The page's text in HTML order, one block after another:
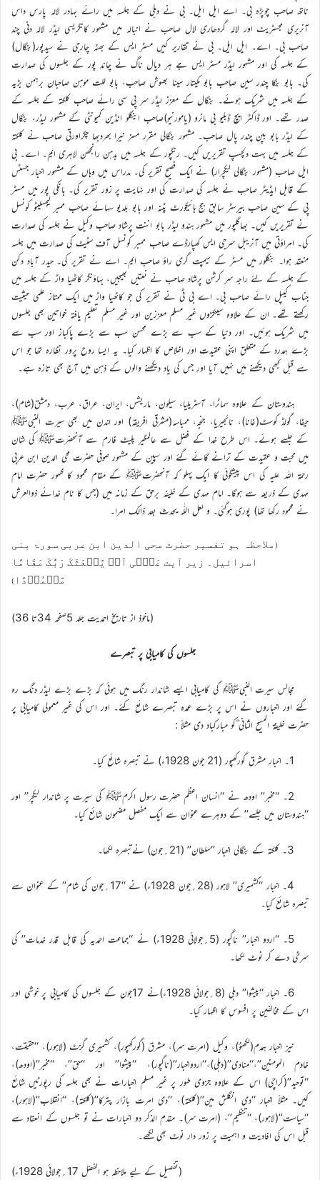
ناتھ صاحب چوپڑہ بی۔ اے ایل ایل۔ بی نے دہلی کے جلسہ میں رائے بہادر لالہ پارس داس
آنریری مجسٹریٹ اور لالہ گردھاری لال صاحب نے انبالہ میں مشہور کانگریسی لیڈر لالہ دنی چند
صاحب بی۔ اے۔ ایل ایل۔ بی نے تقاریر کیں مسٹر ایس کے بھٹہ چارجی نے سیدپور(بنگال)
کے جلسہ کی اور مشہور لیڈر مسٹر ایس جے ہر دیال ناگ نے چاند پور کے جلسوں کی صدارت
کی۔ بابو بنکا چندر سین صاحب بابو مکیتار سینا بھوش صاحب، بابو للت موہن صاحبان برہمن بڑیہ
کے جلسہ میں شریک ہوئے۔ بنگال کے معزز لیڈر سر پی سی رائے صاحب کلکتہ کے جلسہ کے
صدر تھے۔ اور ڈاکٹر ایچ ڈبلیو بی مانرو (یامورنیو)صاحب اینگلو انڈین کمیونٹی کے مشہور لیڈر، بنگال
کے لیڈر بابو بپن چندر پال صاحب۔ مشہور بنگالی مقرر مسز نیرا بھردبھا چکراورتی صاحب نے کلکتہ
کے جلسہ میں بہت دلچسپ تقریریں کیں۔ رنگپور کے جلسہ میں بدہن رانجھن لاہری ایم۔ اے۔ بی
ایل صاحب (مشہور بنگالی لیکچرار) نے ایک فصیح تقریر کی۔ مدراس میں وہاں کے مشہور اخبار جسٹس
کے قابل ایڈیٹر صاحب نے جلسہ کی صدارت کی اور نہایت پر زور تقریر کی۔ بانکی پور میں مسٹر
پی کے سین صاحب بیرسٹر سابق جج ہائیکورٹ پٹنہ اور بابو بلدیو سہائے صاحب ممبر لیجسلیٹو کونسل
نے تقریریں کیں۔ بھاگلپور میں مشہور ہندو لیڈر بابو اننت پرشاد صاحب وکیل نے جلسہ کی صدارت
کی۔ امراؤتی میں آنریبل سرجی ایس کھپارڈے صاحب ممبر کونسل آف سٹیٹ کی صدارت میں جلسہ
منعقد ہوا۔ بنگلور میں مسٹر کے سیمپت گری راؤ صاحب ایم۔ اے نے تقریر کی۔ حیدر آباد دکن
کے جلسہ کے لئے راجہ سر کرشن پرشاد صاحب نے نعتیں بھیجیں، بہاؤنگر کاٹھیا واڑ کے جلسہ میں
جناب کیپل رائے صاحب بی۔ اے بی ٹی نے تقریر کی جو کاٹھیا واڑ میں ایک ممتاز علمی حیثیت
رکھتے تھے۔ ان کے علاوہ سینکڑوں غیر مسلم معززین اور غیر مسلم تعلیم یافتہ خواتین بھی جلسوں
میں شریک ہوئیں۔ اور دنیا کے سب سے بڑے محسن سب سے بڑے پاکباز اور سب سے
بڑے ہمدرد کے متعلق اپنی عقیدت اور اخلاص کا اظہار کیا۔ یہ ایسا روح پرور نظارہ تھا جو اس
سے قبل کبھی دیکھنے میں نہیں آیا اور جس کی یاد دیکھنے والوں کے ذہن میں آج بھی تازہ ہے۔
ہندوستان کے علاوہ سماٹرا، آسٹریلیا، سیلون، ماریشس، ایران، عراق، عرب، دمشق(شام)،
حیفا، گولڈ کوسٹ(غانا)، نائجیریا، جنجہ، ممباسہ(مشرقی افریقہ) اور لندن میں بھی سیرت النبیﷺ
کے جلسے ہوئے۔ اس طرح خدا کے فضل سے عالمگیر پلیٹ فارم سے آنحضرتﷺ کی شان
میں محبت و عقیدت کے ترانے گائے گئے اور سپین کے مشہور صوفی حضرت محی الدین ابن عربی
رحمۃ اللہ علیہ کی اس پیشگوئی کا ایک پہلو کہ آنحضرتﷺ کے مقام محمود کا ظہور حضرت امام
مہدی کے ذریعہ سے ہوگا۔ امام مہدی کے خلیفہ برحق کے زمانہ میں (جس کا نام خدائے ذوالعرش
نے محمود رکھا تھا) پوری ہوگئی۔ و لعل اللّٰہ یحدث بعد ذالک امرا۔
(ملاحظہ ہو تفسیر حضرت محی الدین ابن عربی سورۃ بنی
اسرائیل۔ زیر آیت عَسٰۤی اَنۡ یَّبۡعَثَکَ رَبُّکَ مَقَامًا
مَّحۡمُوۡدًا)
(ماخوذ از تاریخ احمدیت جلد 5صفحہ 34تا 36)
جلسوں کی کامیابی پر تبصرے
مجالس سیرت النبیﷺ کی کامیابی ایسے شاندار رنگ میں ہوئی کہ بڑے بڑے لیڈر دنگ رہ
گئے اور اخباروں نے اس پر بڑے عمدہ تبصرے شائع کئے۔ اور اس کی غیر معمولی کامیابی پر
حضرت خلیفۃ المسیح الثانی ؓکو مبارکباد دی مثلاً :
1۔ اخبار مشرق گورکھپور (21 جون 1928ء) نے تبصرہ شائع کیا۔
2۔ ‘‘مخبر’’ اودھ نے ‘‘انسان اعظم حضرت رسول اکرمﷺ کی سیرت پر شاندار لیکچر’’ اور
‘‘ہندوستان میں جلسے’’ کے دوہرے عنوان سے ایک مفصل مضمون شائع کیا۔
3۔ کلکتہ کے بنگالی اخبار ‘‘سلطان’’ (21؍جون) نےتبصرہ لکھا۔
4۔ اخبار ‘‘کشمیری’’ لاہور (28؍جون 1928ء) نے ‘‘17؍جون کی شام’’ کے عنوان سے
تبصرہ شائع کیا۔
5۔ ‘‘اردو اخبار’’ ناگپور (5؍جولائی 1928ء) نے ‘‘جماعت احمدیہ کی قابل قدر خدمات’’ کی
سرخی دے کر نوٹ لکھا۔
6۔ اخبار ‘‘پیشوا’’ دہلی (8؍جولائی 1928ء)نے 17جون کے جلسوں کی کامیابی پر خوشی اور
اس کے مخالفین پر افسوس کا اظہار کیا۔
نیز اخبار ہمدم(لکھنؤ)، وکیل (امرت سر)، مشرق (گورکھپور)، کشمیری گزٹ (لاہور)، ‘‘حقیقت،
خادم المومنین’’،‘‘منادی’’(دہلی)،‘‘اردواخبار’’(ناگپور)، ‘‘پیشوا’’ اور ‘‘حق’’، ‘‘مخبر’’(اودھ)،
‘‘توحید’’(کراچی) اس کے علاوہ جزوی طور پر غیر مسلم اخبارات نے بھی جلسہ کی رپورٹیں شائع
کیں۔ مثلاً اخبار ‘‘دی انگلش مین’’(کلکتہ)، ‘‘دی امرت بازار پترکا’’(کلکتہ)، ‘‘انقلاب’’(لاہور)،
‘‘سیاست’’(لاہور)، ‘‘تنظیم’’، (امرت سر)۔ مقدم الذکر دو اخبارات نے تو جلسوں کے انعقاد سے
قبل اس کی افادیت و اہمیت پر زور دار نوٹ بھی لکھے۔
(تفصیل کے لیے ملاحظہ ہو الفضل 17؍جولائی 1928ء)